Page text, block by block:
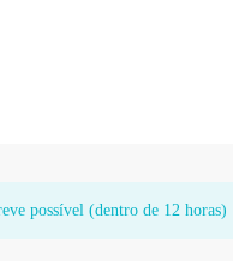
possível (dentro de 12 horas)